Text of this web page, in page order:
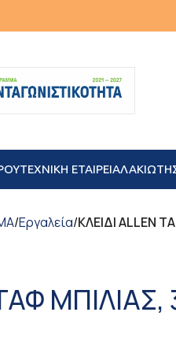
TEXNIKH ΕΤΑΙΡΕΙΑ
/Εργαλεία/ΚΛΕΙΔΙ ALLEN
ΜΠΙΛΙΑΣ,